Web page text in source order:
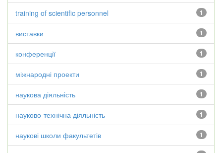
1
training of scientific personnel
1
виставки
1
конференції
1
міжнародні проекти
1
наукова діяльність
1
науково-технічна діяльність
1
наукові школи факультетів